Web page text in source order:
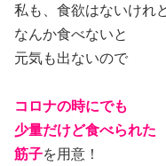
私も、食欲はないけれ
なんか食べないと
元気も出ないので
コロナの時にでも
少量だけど食べられた
筋子を用意！